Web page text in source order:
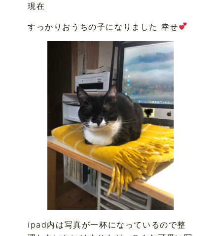
現在
すっかりおうちの子になりました 幸せ
ipad内は写真が一杯になっているので整